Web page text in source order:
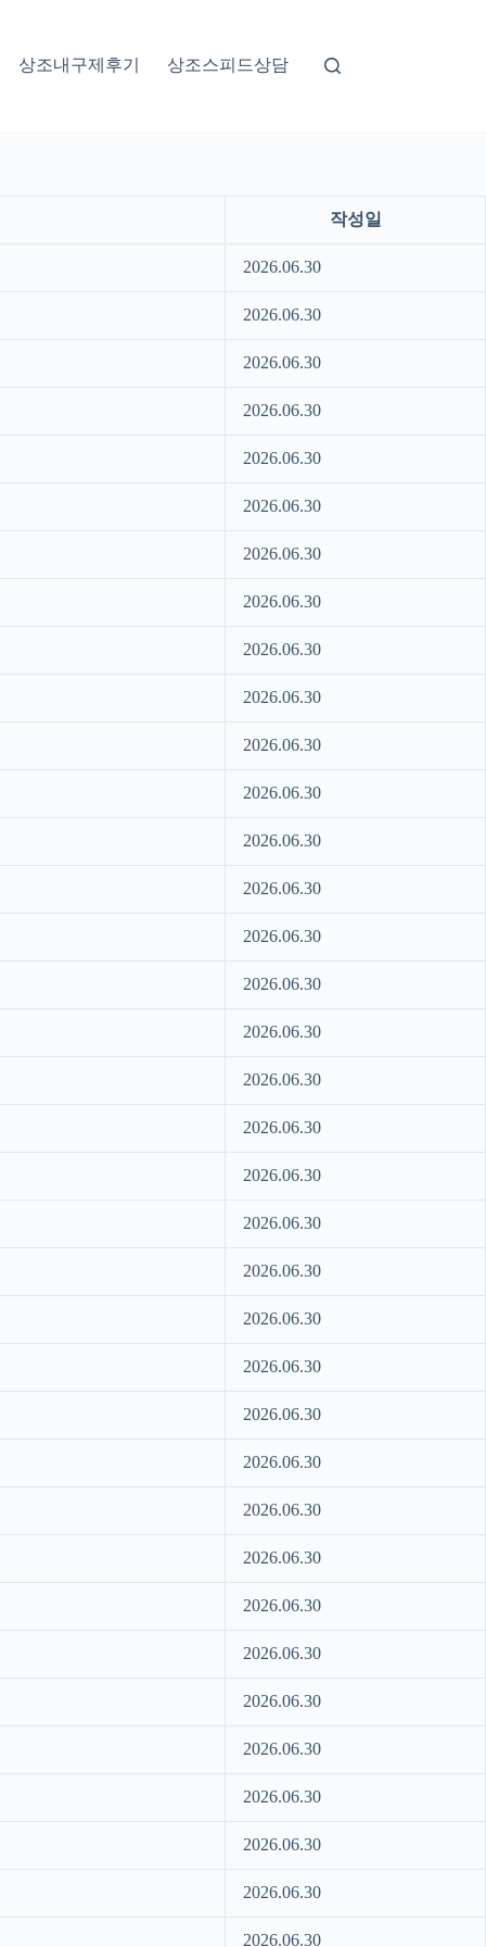
상조내구제후기 상조스피드상담
작성일
2026.06.30
2026.06.30
2026.06.30
2026.06.30
2026.06.30
2026.06.30
2026.06.30
2026.06.30
2026.06.30
2026.06.30
2026.06.30
2026.06.30
2026.06.30
2026.06.30
2026.06.30
2026.06.30
2026.06.30
2026.06.30
2026.06.30
2026.06.30
2026.06.30
2026.06.30
2026.06.30
2026.06.30
2026.06.30
2026.06.30
2026.06.30
2026.06.30
2026.06.30
2026.06.30
2026.06.30
2026.06.30
2026.06.30
2026.06.30
2026.06.30
2026.06.30